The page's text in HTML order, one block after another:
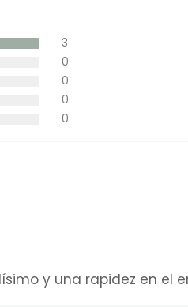
3
0
0
0
0
y una rapidez en el